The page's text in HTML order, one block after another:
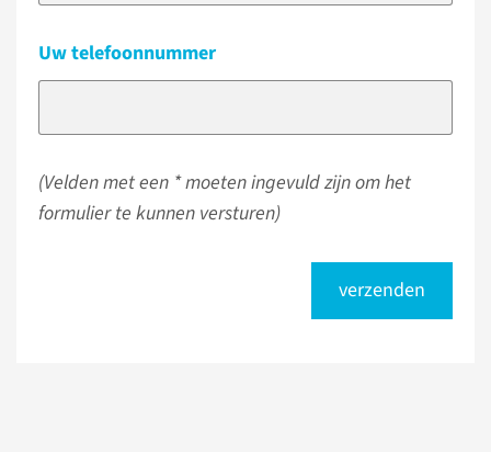
Uw telefoonnummer
(Velden met een * moeten ingevuld zijn om het
formulier te kunnen versturen)
verzenden